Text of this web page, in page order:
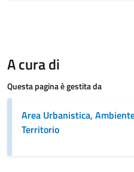
A cura di
Questa pagina è gestita da
Area Urbanistica,
Territorio